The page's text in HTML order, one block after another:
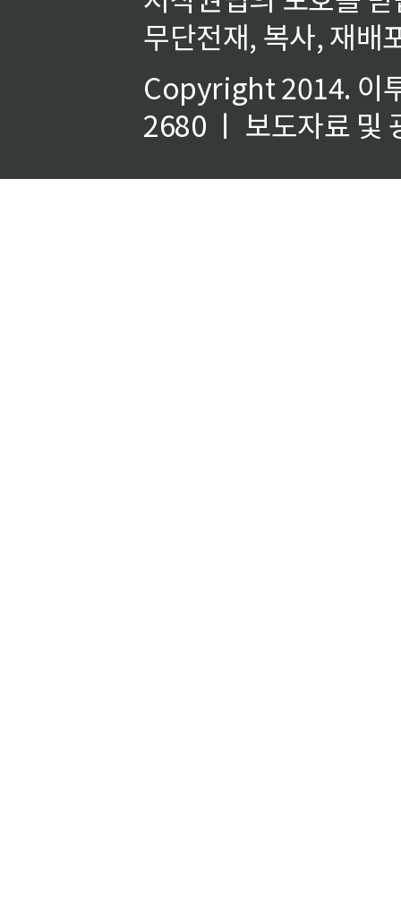
무단전재, 복사, 재배
Copyright 2014. 이
2680 ㅣ 보도자료